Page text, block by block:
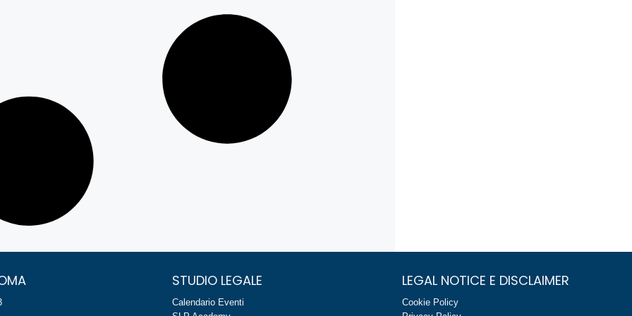
STUDIO LEGALE
Calendario Eventi
LEGAL NOTICE E DISCLAIMER
Cookie Policy